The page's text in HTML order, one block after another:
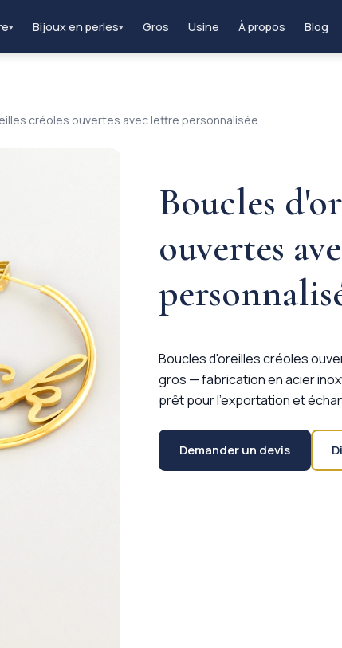
▾ Bijoux en perles▾ Gros Usine À propos Blog
créoles ouvertes avec lettre personnalisée
Boucles
ouvertes
Boucles d'oreilles créoles
gros — fabrication en acier
prêt pour l'exportation et
Demander un devis